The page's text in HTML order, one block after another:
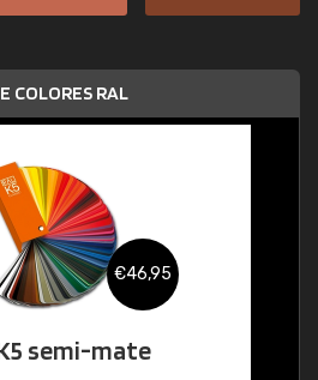
COLORES RAL
€46,95
semi-mate